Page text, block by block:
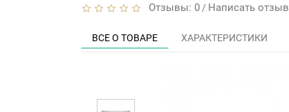
Отзывы: 0 / Написать отзыв
ВСЕ О ТОВАРЕ ХАРАКТЕРИСТИКИ